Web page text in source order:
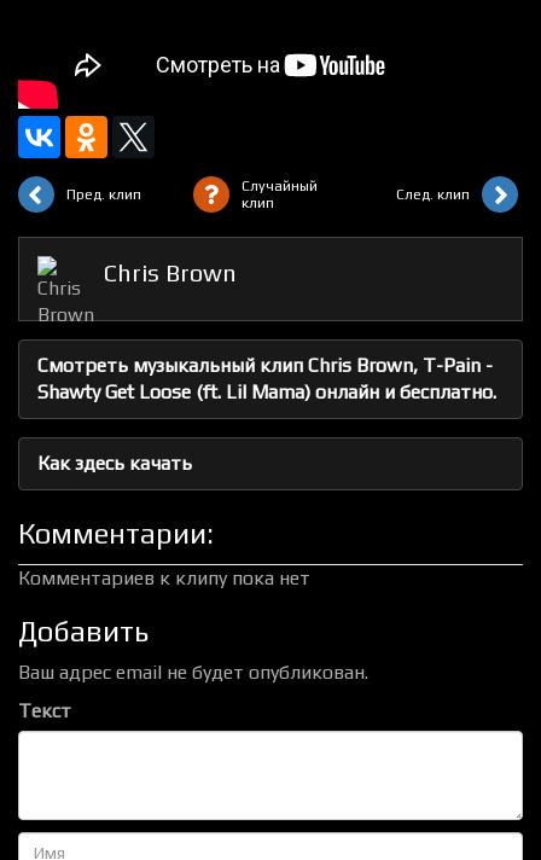
Пред. клип
Случайный
клип
След. клип
Chris Brown
Смотреть музыкальный клип Chris Brown, T-Pain -
Shawty Get Loose (ft. Lil Mama) онлайн и бесплатно.
Как здесь качать
Комментарии:
Комментариев к клипу пока нет
Добавить
Ваш адрес email не будет опубликован.
Текст
Имя